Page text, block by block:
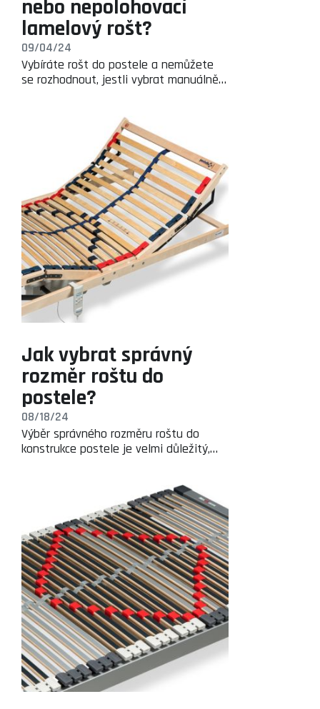
nebo nepolohovací
lamelový rošt?
09/04/24
Vybíráte rošt do postele a nemůžete
se rozhodnout, jestli vybrat manuálně…
Jak vybrat správný
rozměr roštu do
postele?
08/18/24
Výběr správného rozměru roštu do
konstrukce postele je velmi důležitý,…